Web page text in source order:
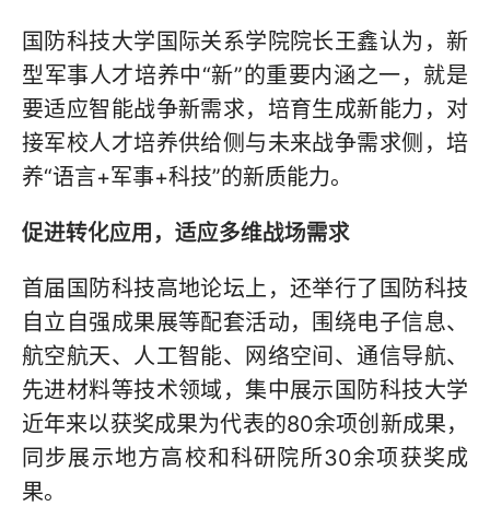
国防科技大学国际关系学院院长王鑫认为，新
型军事人才培养中“新”的重要内涵之一，就是
要适应智能战争新需求，培育生成新能力，对
接军校人才培养供给侧与未来战争需求侧，培
养“语言+军事+科技”的新质能力。
促进转化应用，适应多维战场需求
首届国防科技高地论坛上，还举行了国防科技
自立自强成果展等配套活动，围绕电子信息、
航空航天、人工智能、网络空间、通信导航、
先进材料等技术领域，集中展示国防科技大学
近年来以获奖成果为代表的80余项创新成果，
同步展示地方高校和科研院所30余项获奖成
果。